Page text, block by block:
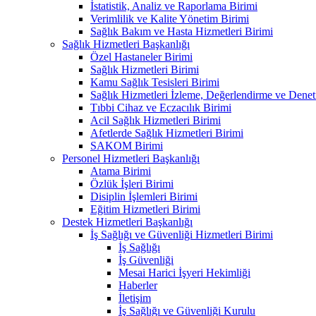
İstatistik, Analiz ve Raporlama Birimi
Verimlilik ve Kalite Yönetim Birimi
Sağlık Bakım ve Hasta Hizmetleri Birimi
Sağlık Hizmetleri Başkanlığı
Özel Hastaneler Birimi
Sağlık Hizmetleri Birimi
Kamu Sağlık Tesisleri Birimi
Sağlık Hizmetleri İzleme, Değerlendirme ve
Tıbbi Cihaz ve Eczacılık Birimi
Acil Sağlık Hizmetleri Birimi
Afetlerde Sağlık Hizmetleri Birimi
SAKOM Birimi
Personel Hizmetleri Başkanlığı
Atama Birimi
Özlük İşleri Birimi
Disiplin İşlemleri Birimi
Eğitim Hizmetleri Birimi
Destek Hizmetleri Başkanlığı
İş Sağlığı ve Güvenliği Hizmetleri Birimi
İş Sağlığı
İş Güvenliği
Mesai Harici İşyeri Hekimliği
Haberler
İletişim
İş Sağlığı ve Güvenliği Kurulu